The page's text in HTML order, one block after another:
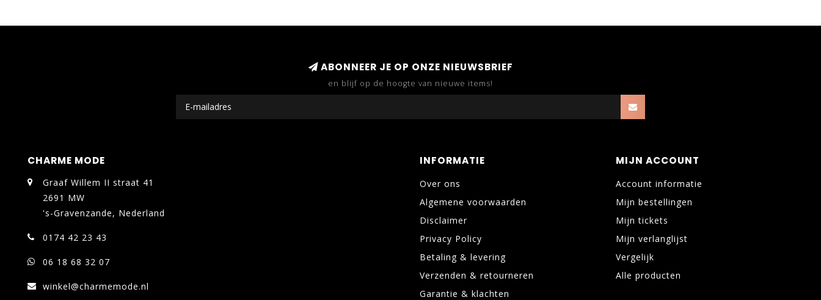
ABONNEER JE OP ONZE NIEUWSBRIEF
en blijf op de hoogte van nieuwe items!
CHARME MODE
Graaf Willem II straat 41
2691 MW
's-Gravenzande, Nederland
0174 42 23 43
06 18 68 32 07
winkel@charmemode.nl
INFORMATIE
Over ons
Algemene voorwaarden
Disclaimer
Privacy Policy
Betaling & levering
Verzenden & retourneren
Garantie & klachten
MIJN ACCOUNT
Account informatie
Mijn bestellingen
Mijn tickets
Mijn verlanglijst
Vergelijk
Alle producten